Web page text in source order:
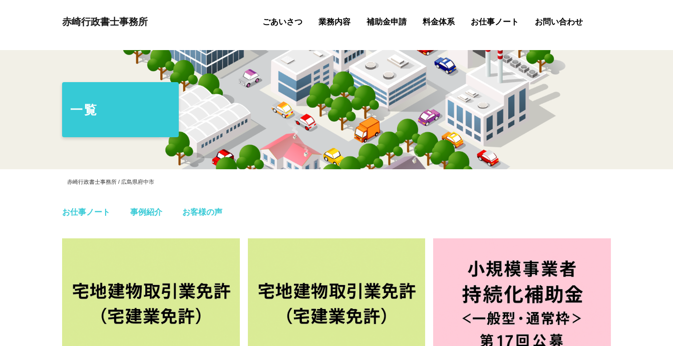
赤崎行政書士事務所 ごあいさつ 業務内容 補助金申請
事業再構築補助金
小規模事業者持続化補助金
料金体系 お仕事ノート お問い合わせ
お問い合わせフォーム
LINE
Chatwork
お電話（0847-45-2488）
一覧
赤崎行政書士事務所 / 広島県府中市
お仕事ノート 事例紹介 お客様の声